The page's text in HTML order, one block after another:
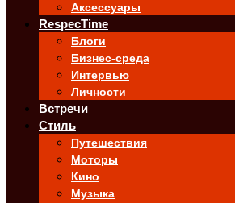
Аксессуары
RespecTime
Блоги
Бизнес-среда
Интервью
Личности
Встречи
Стиль
Путешествия
Моторы
Кино
Музыка